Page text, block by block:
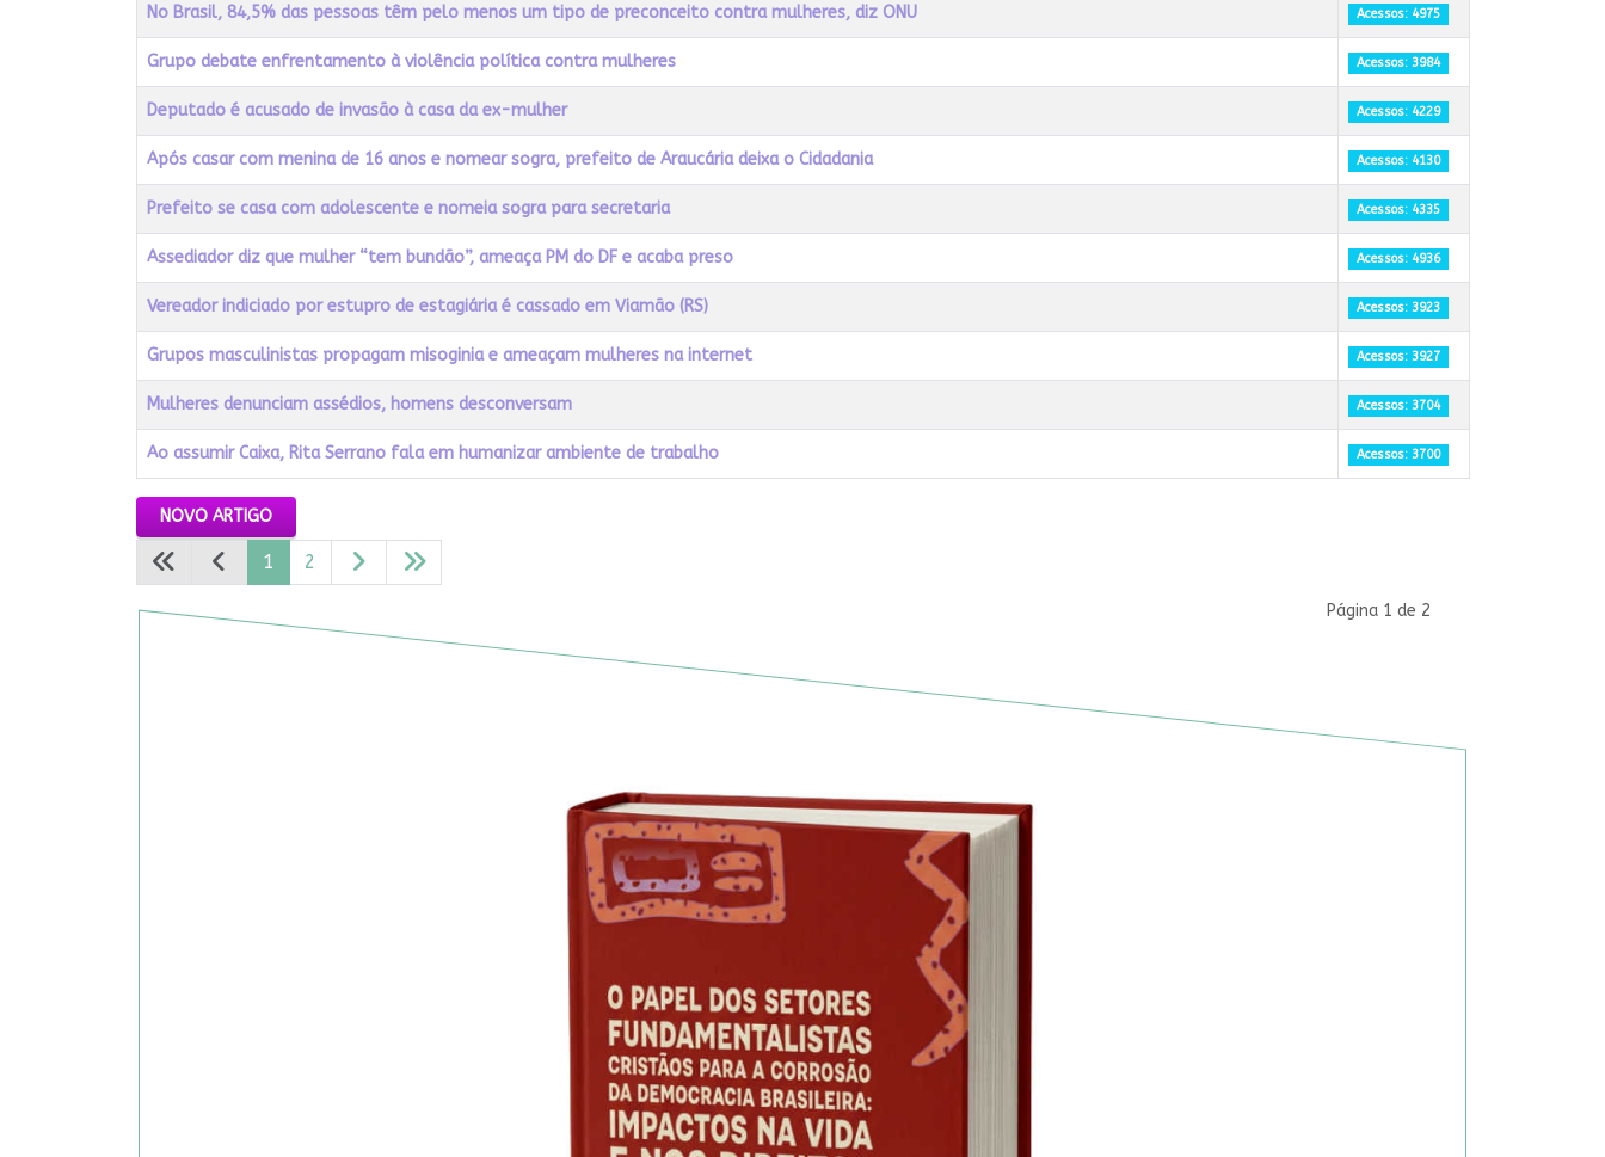
No Brasil, 84,5% das pessoas têm pelo menos um tipo de preconceito contra mulheres, diz ONU Acessos: 4975
Grupo debate enfrentamento à violência política contra mulheres Acessos: 3984
Deputado é acusado de invasão à casa da ex-mulher Acessos: 4229
Após casar com menina de 16 anos e nomear sogra, prefeito de Araucária deixa o Cidadania Acessos: 4130
Prefeito se casa com adolescente e nomeia sogra para secretaria Acessos: 4335
Assediador diz que mulher “tem bundão”, ameaça PM do DF e acaba preso Acessos: 4936
Vereador indiciado por estupro de estagiária é cassado em Viamão (RS) Acessos: 3923
Grupos masculinistas propagam misoginia e ameaçam mulheres na internet Acessos: 3927
Mulheres denunciam assédios, homens desconversam Acessos: 3704
Ao assumir Caixa, Rita Serrano fala em humanizar ambiente de trabalho Acessos: 3700
NOVO ARTIGO
Página 1 de 2
1 2